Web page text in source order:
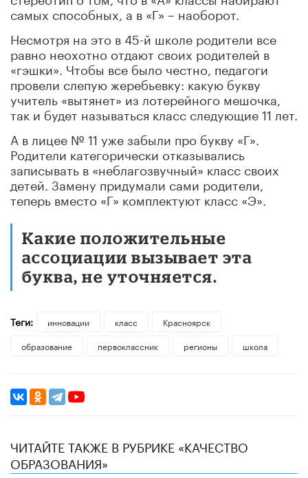
самых способных, а в «Г» – наоборот.
Несмотря на это в 45-й школе родители все
равно неохотно отдают своих родителей в
«гэшки». Чтобы все было честно, педагоги
провели слепую жеребьевку: какую букву
учитель «вытянет» из лотерейного мешочка,
так и будет называться класс следующие 11 лет.
А в лицее № 11 уже забыли про букву «Г».
Родители категорически отказывались
записывать в «неблагозвучный» класс своих
детей. Замену придумали сами родители,
теперь вместо «Г» комплектуют класс «Э».
Какие положительные
ассоциации вызывает эта
буква, не уточняется.
Теги: инновации класс
Красноярск
образование
первоклассник регионы школа
ЧИТАЙТЕ ТАКЖЕ В РУБРИКЕ «КАЧЕСТВО
ОБРАЗОВАНИЯ»